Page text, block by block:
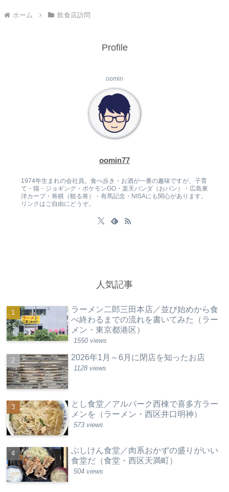
ホーム 飲食店訪問
Profile
oomin
oomin77
1974年生まれの会社員。食べ歩き・お酒が一番の趣味ですが、子育
て・猫・ジョギング・ポケモンGO・楽天パンダ（おパン）・広島東
洋カープ・将棋（観る将）・有馬記念・NISAにも関心があります。
リンクはご自由にどうぞ。
人気記事
ラーメン二郎三田本店／並び始めから食
べ終わるまでの流れを書いてみた（ラー
メン・東京都港区）
1550 views
2026年1月～6月に閉店を知ったお店
1128 views
とし食堂／アルパーク西棟で喜多方ラー
メンを（ラーメン・西区井口明神）
573 views
ぶしけん食堂／肉系おかずの盛りがいい
食堂だ（食堂・西区天満町）
504 views